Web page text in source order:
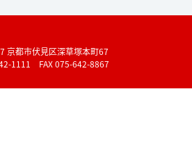
京都市伏見区深草塚本町67
1111 FAX 075-642-8867